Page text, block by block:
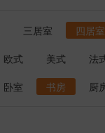
三居室
四居室
欧式 美式
法
卧室 书房 厨